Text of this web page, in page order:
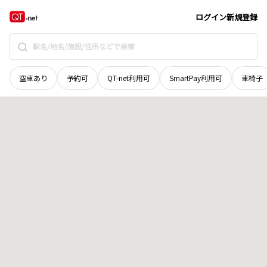
ログイン新規登録
空車あり 予約可 QT-net利用可 SmartPay利用可 車椅子
香川県